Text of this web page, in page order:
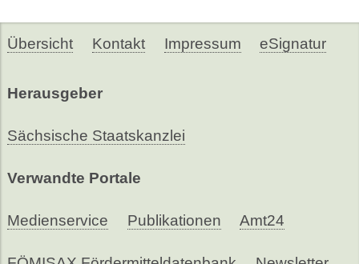
Übersicht Kontakt Impressum eSignatur
Herausgeber
Sächsische Staatskanzlei
Verwandte Portale
Medienservice Publikationen Amt24